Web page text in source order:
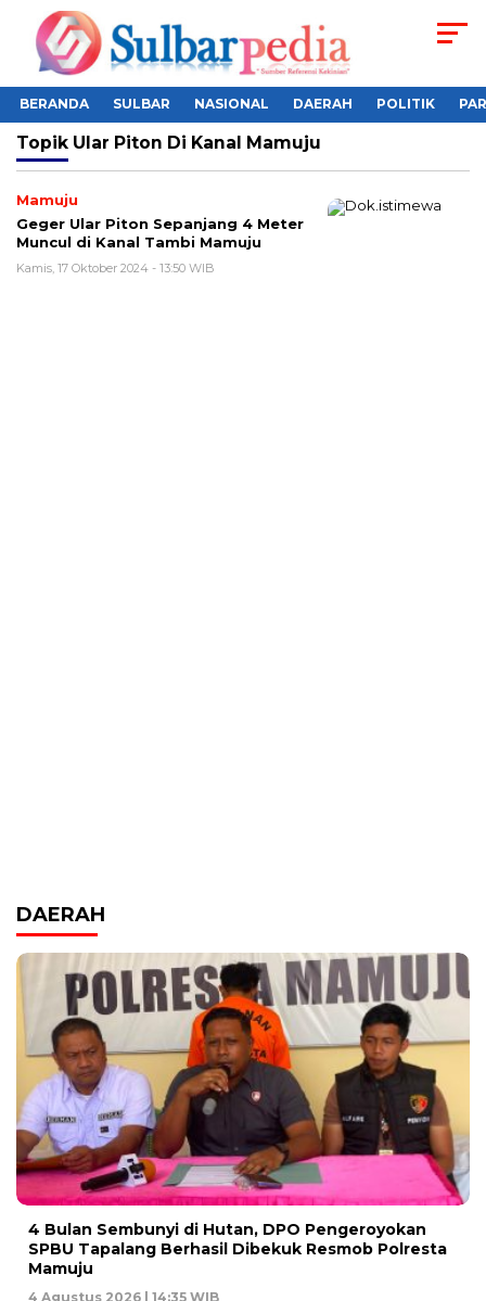
BERANDA SULBAR NASIONAL DAERAH POLITIK
Topik Ular Piton Di Kanal Mamuju
Mamuju
Geger Ular Piton Sepanjang 4 Meter
Muncul di Kanal Tambi Mamuju
Kamis, 17 Oktober 2024 - 13:50 WIB
DAERAH
4 Bulan Sembunyi di Hutan, DPO Pengeroyokan
SPBU Tapalang Berhasil Dibekuk Resmob Polresta
Mamuju
4 Agustus 2026 | 14:35 WIB